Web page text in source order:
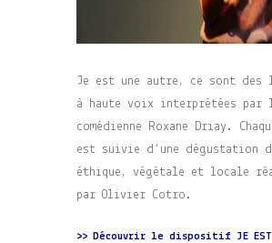
Je est une autre, ce sont des
à haute voix interprétées par
comédienne Roxane Driay.
est suivie d’une dégustation
éthique, végétale et locale
par Olivier Cotro.
>> Découvrir le dispositif JE EST